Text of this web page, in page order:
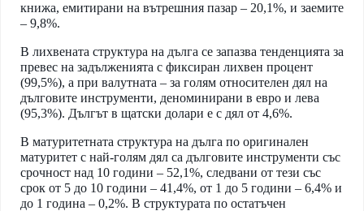
книжа, емитирани на вътрешния пазар – 20,1%, и заемите
– 9,8%.
В лихвената структура на дълга се запазва тенденцията за
превес на задълженията с фиксиран лихвен процент
(99,5%), а при валутната – за голям относителен дял на
дълговите инструменти, деноминирани в евро и лева
(95,3%). Дългът в щатски долари е с дял от 4,6%.
В матуритетната структура на дълга по оригинален
матуритет с най-голям дял са дълговите инструменти със
срочност над 10 години – 52,1%, следвани от тези със
срок от 5 до 10 години – 41,4%, от 1 до 5 години – 6,4% и
до 1 година – 0,2%. В структурата по остатъчен